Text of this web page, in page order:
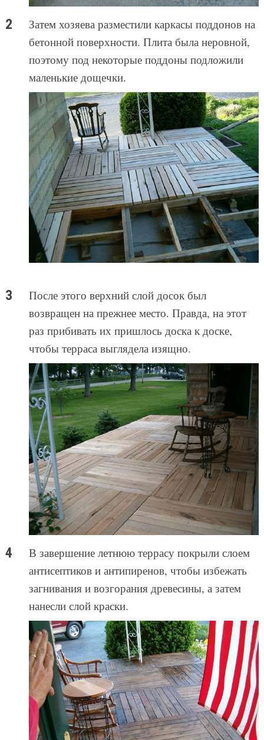
Затем хозяева разместили каркасы поддонов на
бетонной поверхности. Плита была неровной,
поэтому под некоторые поддоны подложили
маленькие дощечки.
После этого верхний слой досок был
возвращен на прежнее место. Правда, на этот
раз прибивать их пришлось доска к доске,
чтобы терраса выглядела изящно.
В завершение летнюю террасу покрыли слоем
антисептиков и антипиренов, чтобы избежать
загнивания и возгорания древесины, а затем
нанесли слой краски.